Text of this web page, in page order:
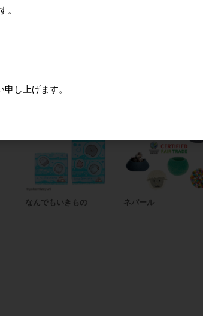
なんでもいきもの ネパール
。
し上げます。